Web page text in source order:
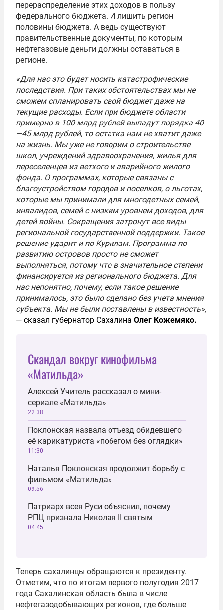
перераспределение этих доходов в пользу
федерального бюджета. И лишить регион
половины бюджета. А ведь существуют
правительственные документы, по которым
нефтегазовые деньги должны оставаться в
регионе.
«Для нас это будет носить катастрофические
последствия. При таких обстоятельствах мы не
сможем спланировать свой бюджет даже на
текущие расходы. Если при бюджете области
примерно в 100 млрд рублей выпадут порядка 40
—45 млрд рублей, то остатка нам не хватит даже
на жизнь. Мы уже не говорим о строительстве
школ, учреждений здравоохранения, жилья для
переселенцев из ветхого и аварийного жилого
фонда. О программах, которые связаны с
благоустройством городов и поселков, о льготах,
которые мы принимали для многодетных семей,
инвалидов, семей с низким уровнем доходов, для
детей войны. Сокращения затронут все виды
региональной государственной поддержки. Такое
решение ударит и по Курилам. Программа по
развитию островов просто не сможет
выполняться, потому что в значительное степени
финансируется из регионального бюджета. Для
нас непонятно, почему, если такое решение
принималось, это было сделано без учета мнения
субъекта. Мы не были поставлены в известность»,
— сказал губернатор Сахалина Олег Кожемяко.
Скандал вокруг кинофильма
«Матильда»
Алексей Учитель рассказал о мини-
сериале «Матильда»
22:38
Поклонская назвала отъезд обидевшего
её карикатуриста «побегом без оглядки»
11:30
Наталья Поклонская продолжит борьбу с
фильмом «Матильда»
09:56
Патриарх всея Руси объяснил, почему
РПЦ признала Николая II святым
04:45
Теперь сахалинцы обращаются к президенту.
Отметим, что по итогам первого полугодия 2017
года Сахалинская область была в числе
нефтегазодобывающих регионов, где больше